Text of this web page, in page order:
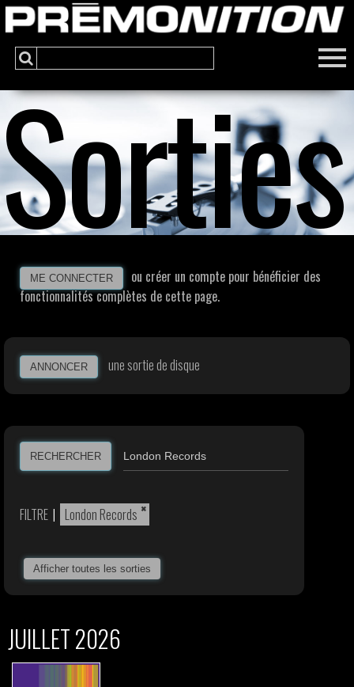
Sorties
ME CONNECTER
ou créer un compte pour bénéficier des
fonctionnalités complètes de cette page.
ANNONCER une sortie de disque
RECHERCHER
FILTRE | ×
London Records
Afficher toutes les sorties
JUILLET 2026